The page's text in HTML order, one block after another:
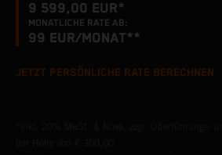
9 599,00 EUR*
MONATLICHE RATE AB:
99 EUR/MONAT**
JETZT PERSÖNLICHE RATE BERECHNEN